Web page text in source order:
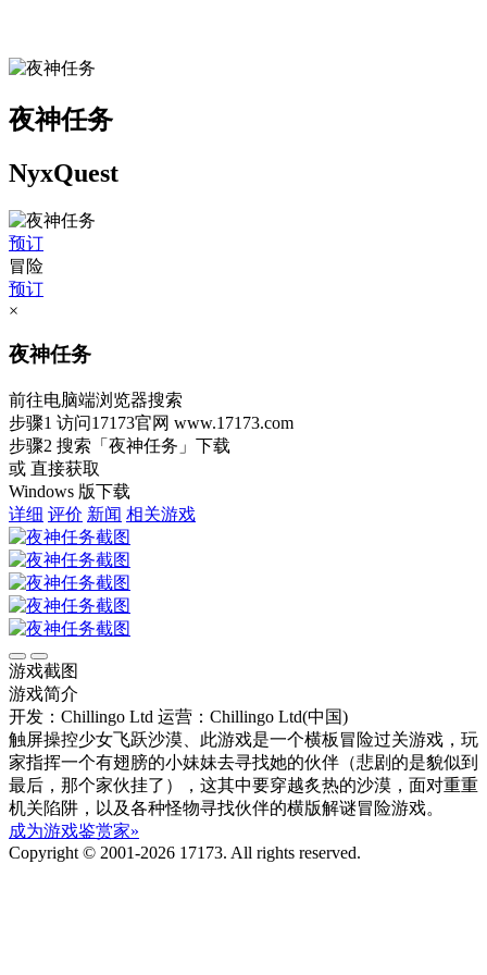
夜神任务
NyxQuest
预订
冒险
预订
×
夜神任务
前往电脑端浏览器搜索
步骤1 访问17173官网 www.17173.com
步骤2 搜索 「夜神任务」 下载
或 直接获取
Windows 版下载
详细 评价 新闻 相关游戏
游戏截图
游戏简介
开发：Chillingo Ltd 运营：Chillingo Ltd(中国)
触屏操控少女飞跃沙漠、此游戏是一个横板冒险过关游戏，玩
家指挥一个有翅膀的小妹妹去寻找她的伙伴（悲剧的是貌似到
最后，那个家伙挂了），这其中要穿越炙热的沙漠，面对重重
机关陷阱，以及各种怪物寻找伙伴的横版解谜冒险游戏。
成为游戏鉴赏家»
Copyright © 2001-2026 17173. All rights reserved.